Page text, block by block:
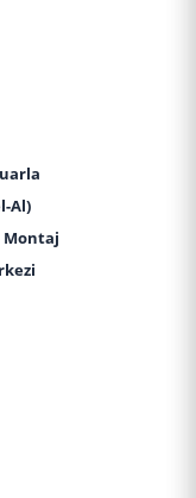
Al)
Montaj